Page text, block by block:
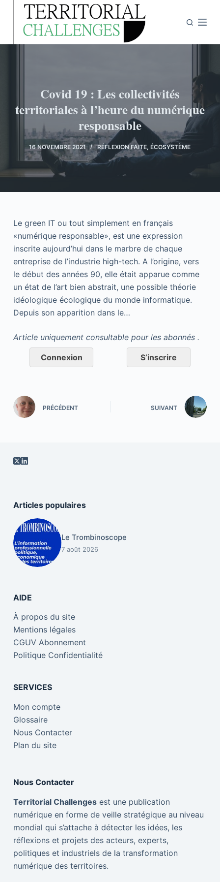
n
u
Covid 19 : Les collectivités
territoriales à l’heure du numérique
responsable
16 NOVEMBRE 2021 RÉFLEXION FAITE,ÉCOSYSTÈME
Le green IT ou tout simplement en français
«numérique responsable», est une expression
inscrite aujourd’hui dans le marbre de chaque
entreprise de l’industrie high-tech. A l’origine, vers
le début des années 90, elle était apparue comme
un état de l’art bien abstrait, une possible théorie
idéologique écologique du monde informatique.
Depuis son apparition dans le…
Article uniquement consultable pour les abonnés .
Connexion S’inscrire
PRÉCÉDENT SUIVANT
Articles populaires
Le Trombinoscope
7 août 2026
AIDE
À propos du site
Mentions légales
CGUV Abonnement
Politique Confidentialité
SERVICES
Mon compte
Glossaire
Nous Contacter
Plan du site
Nous Contacter
Territorial Challengesest une publication
numérique en forme de veille stratégique au niveau
mondial qui s’attache à détecter les idées, les
réflexions et projets des acteurs, experts,
politiques et industriels de la transformation
numérique des territoires.